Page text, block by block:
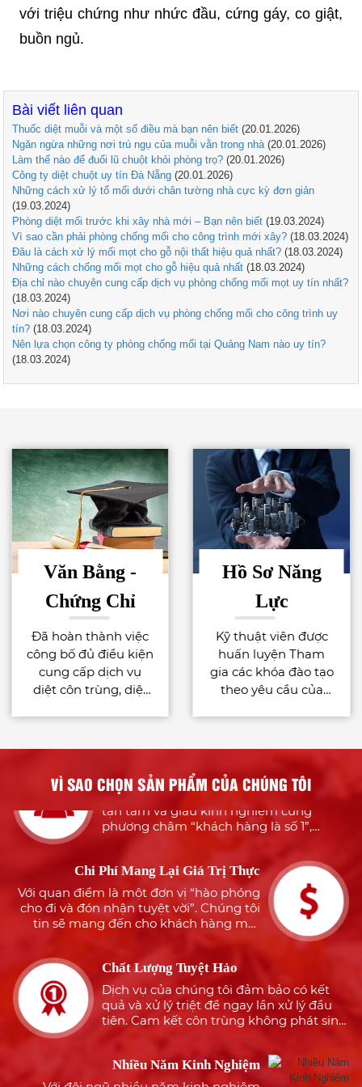
với triệu chứng như nhức đầu, cứng gáy, co giật,
buồn ngủ.
Bài viết liên quan
Thuốc diệt muỗi và một số điều mà bạn nên biết (20.01.2026)
Ngăn ngừa những nơi trú ngụ của muỗi vằn trong nhà(20.01.2026)
Làm thế nào để đuổi lũ chuột khỏi phòng trọ? (20.01.2026)
Công ty diệt chuột uy tín Đà Nẵng (20.01.2026)
Những cách xử lý tổ mối dưới chân tường nhà cực kỳ đơn giản
(19.03.2024)
Phòng diệt mối trước khi xây nhà mới – Bạn nên biết (19.03.2024)
Vì sao cần phải phòng chống mối cho công trình mới xây? (18.03.2024)
Đâu là cách xử lý mối mọt cho gỗ nội thất hiệu quả nhất? (18.03.2024)
Những cách chống mối mọt cho gỗ hiệu quả nhất (18.03.2024)
Địa chỉ nào chuyên cung cấp dịch vụ phòng chống mối mọt uy tín nhất?
(18.03.2024)
Nơi nào chuyên cung cấp dịch vụ phòng chống mối cho công trình uy
tín? (18.03.2024)
Nên lựa chọn công ty phòng chống mối tại Quảng Nam nào uy tín?
(18.03.2024)
Văn Bằng -
Chứng Chỉ
Đã hoàn thành việc
công bố đủ điều kiện
cung cấp dịch vụ
diệt côn trùng, diệt
Hồ Sơ Năng
Lực
Kỹ thuật viên được
huấn luyện Tham
gia các khóa đào tạo
theo yêu cầu của
Pest Management
for the Food Industry
– AIB International. -
Authorised Installer
Certificate for Xterm
(Termite bait system)
– Sumitomo
Chemical Nhận thức
được nguồn nhân
lực là tài sản quý giá
của công ty, vì thế
Cty TNHH Môi
Trường Xanh Tiến
Trương đã cố gắng
tạo điều kiện cho đội
ngũ nhân viên tiếp
thu và học hỏi các
kiến thức trong và
ngoài nước trong
VÌ SAO CHỌN SẢN PHẨM CỦA CHÚNG TÔI
Nhiều Năm Kinh Nghiệm
Với đội ngũ nhiều năm kinh nghiệm
trong dịch vụ diệt côn trùng, khử khuẩn
chắc chắn sẽ luôn làm làm hài lòng quý
Với đội ngũ nhân viên chuyên nghiệp,
tận tâm và giàu kinh nghiệm cùng
phương châm “khách hàng là số 1”,
chúng tôi sẽ mang đến cho khách hàng
Chi Phí Mang Lại Giá Trị Thực
Với quan điểm là một đơn vị “hào phóng
cho đi và đón nhận tuyệt vời”. Chúng tôi
tin sẽ mang đến cho khách hàng một
dịch vụ tuyệt hảo nhưng đảm bảo tiết
Chất Lượng Tuyệt Hảo
Dịch vụ của chúng tôi đảm bảo có kết
quả và xử lý triệt để ngay lần xử lý đầu
tiên. Cam kết côn trùng không phát sinh
lại lần nữa
Nhiều Năm Kinh Nghiệm
Với đội ngũ nhiều năm kinh nghiệm